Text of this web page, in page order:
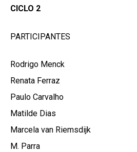
CICLO 2
PARTICIPANTES
Rodrigo Menck
Renata Ferraz
Paulo Carvalho
Matilde Dias
Marcela van Riemsdijk
M. Parra